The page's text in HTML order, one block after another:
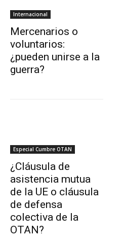
Internacional
Mercenarios o
voluntarios:
¿pueden unirse a la
guerra?
Especial Cumbre OTAN
¿Cláusula de
asistencia mutua
de la UE o cláusula
de defensa
colectiva de la
OTAN?